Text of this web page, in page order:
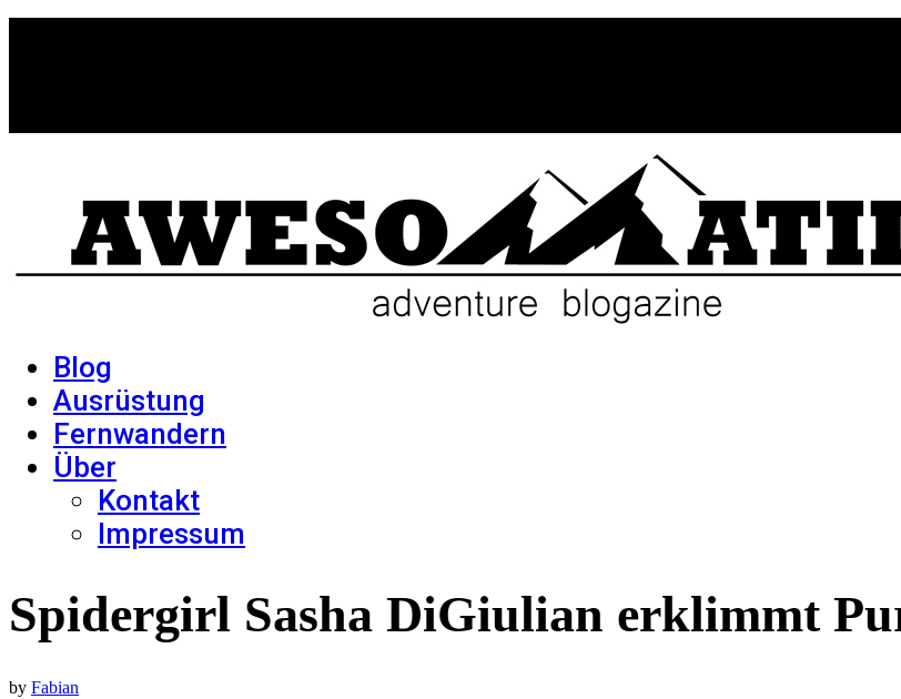
Blog
Ausrüstung
Fernwandern
Über
Kontakt
Impressum
Spidergirl Sasha DiGiulian erklimmt
by Fabian